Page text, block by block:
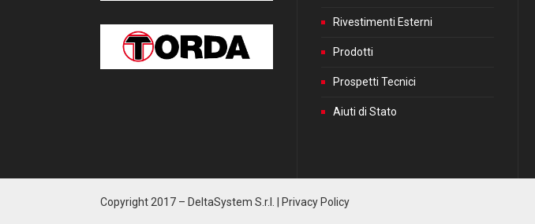
Rivestimenti Esterni
Prodotti
Prospetti Tecnici
Aiuti di Stato
Copyright 2017 – DeltaSystem S.r.l. Privacy Policy